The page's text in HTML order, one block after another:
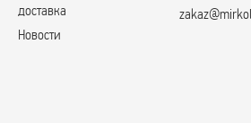
доставка
Новости